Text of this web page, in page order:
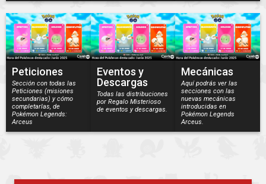
Peticiones
Sección con todas las
Peticiones (misiones
secundarias) y cómo
completarlas, de
Pokémon Legends:
Arceus
Eventos y
Descargas
Todas las distribuciones
por Regalo Misterioso
de eventos y descargas.
Mecánicas
Aquí podrás ver las
secciones con las
nuevas mecánicas
introducidas en
Pokémon Legends
Arceus.